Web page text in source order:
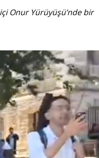
Onur Yürüyüşü’nde bir